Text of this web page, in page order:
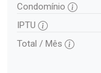
Condomínio
IPTU
Total / Mês